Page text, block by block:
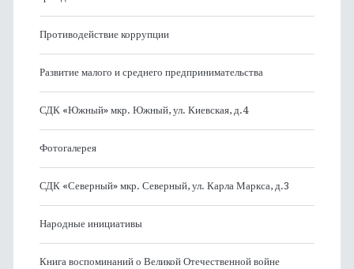
Противодействие коррупции
Развитие малого и среднего предпринимательства
СДК «Южный» мкр. Южный, ул. Киевская, д.4
Фотогалерея
СДК «Северный» мкр. Северный, ул. Карла Маркса, д.3
Народные инициативы
Книга воспоминаний о Великой Отечественной войне